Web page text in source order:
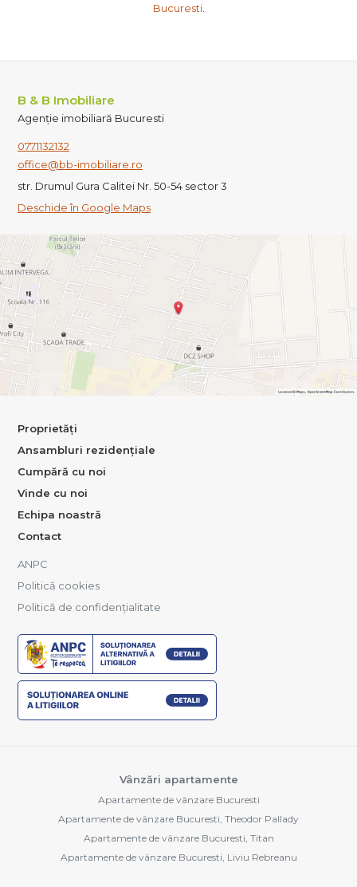
Bucuresti.
B & B Imobiliare
Agenție imobiliară Bucuresti
0771132132
office@bb-imobiliare.ro
str. Drumul Gura Calitei Nr. 50-54 sector 3
Deschide în Google Maps
Proprietăți
Ansambluri rezidențiale
Cumpără cu noi
Vinde cu noi
Echipa noastră
Contact
ANPC
Politică cookies
Politică de confidențialitate
Vânzări apartamente
Apartamente de vânzare Bucuresti
Apartamente de vânzare Bucuresti, Theodor Pallady
Apartamente de vânzare Bucuresti, Titan
Apartamente de vânzare Bucuresti, Liviu Rebreanu